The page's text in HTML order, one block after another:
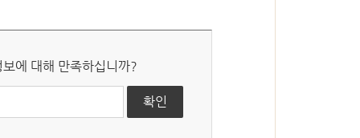
에 대해 만족하십니까?